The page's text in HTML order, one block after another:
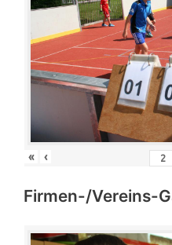
« ‹
Firmen-/Vereins-